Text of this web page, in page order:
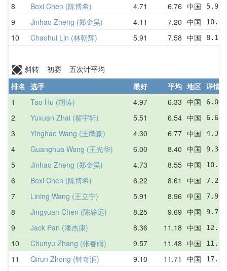
8 Boxi Chen (陈博希) 4.71 6.76 中国
9 Jinhao Zheng (郑金昊) 4.11 7.20 中国
10 Chaohui Lin (林朝辉) 5.91 7.58 中国
斜转 初赛 五次计平均
排名 选手 最好 平均 地区 详情
1
Tao Hu (胡涛) 4.97 6.33 中国
2 Yuxuan Zhai (翟宇轩) 5.51 6.54 中国
3 Yinghao Wang (王鹰豪) 4.30 6.77 中国
4 Guanghua Wang (王光华) 6.00 8.40 中国
5 Jinhao Zheng (郑金昊) 4.73 8.55 中国
6 Boxi Chen (陈博希) 6.22 8.61 中国
7 Lining Wang (王立宁) 5.91 8.96 中国
8 Jingyuan Chen (陈静远) 8.25 9.69 中国
9 Jack Pan (潘杰康) 8.36 11.18 中国
10 Chunyu Zhang (张春雨) 9.57 11.48 中国
11 Qirun Zhong (钟奇润) 9.10 11.71 中国